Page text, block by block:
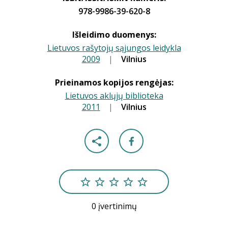
978-9986-39-620-8
Išleidimo duomenys:
Lietuvos rašytojų sąjungos leidykla
2009 | Vilnius
Prieinamos kopijos rengėjas:
Lietuvos aklųjų biblioteka
2011 | Vilnius
0 įvertinimų